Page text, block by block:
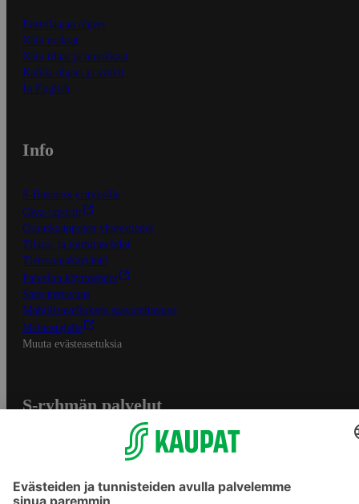
Ensitilaajan ohjeet
Näin maksat
Näin tilaat ja muokkaat
Kaikki ohjeet ja vinkit
In English
Info
S-Business yrityksille
Oiva-raportit
Osuuskauppojen yhteystiedot
Tilaus- ja toimitusehdot
Tietosuojakäytäntö
Palvelun käyttöehdot
Saavutettavuus
Mobiilisovelluksen saavutettavuus
Mainostajalle
Muuta evästeasetuksia
S-ryhmän palvelut
Yhteishyvä Ruoka -sovellus